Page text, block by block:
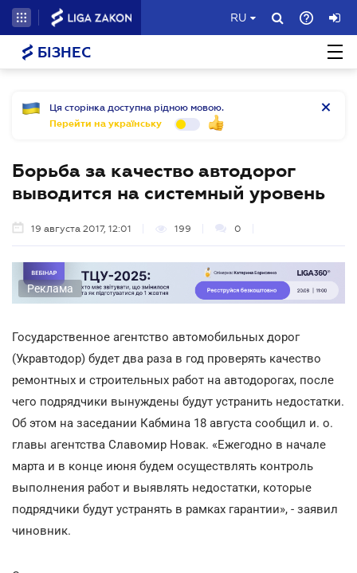
RU
БІЗНЕС
Ця сторінка доступна рідною мовою.
Перейти на українську
Борьба за качество автодорог
выводится на системный уровень
19 августа 2017, 12:01 199 0
Реклама
Государственное агентство автомобильных дорог
(Укравтодор) будет два раза в год проверять качество
ремонтных и строительных работ на автодорогах, после
чего подрядчики вынуждены будут устранить недостатки.
Об этом на заседании Кабмина 18 августа сообщил и. о.
главы агентства Славомир Новак. «Ежегодно в начале
марта и в конце июня будем осуществлять контроль
выполнения работ и выявлять недостатки, которые
подрядчики будут устранять в рамках гарантии», - заявил
чиновник.